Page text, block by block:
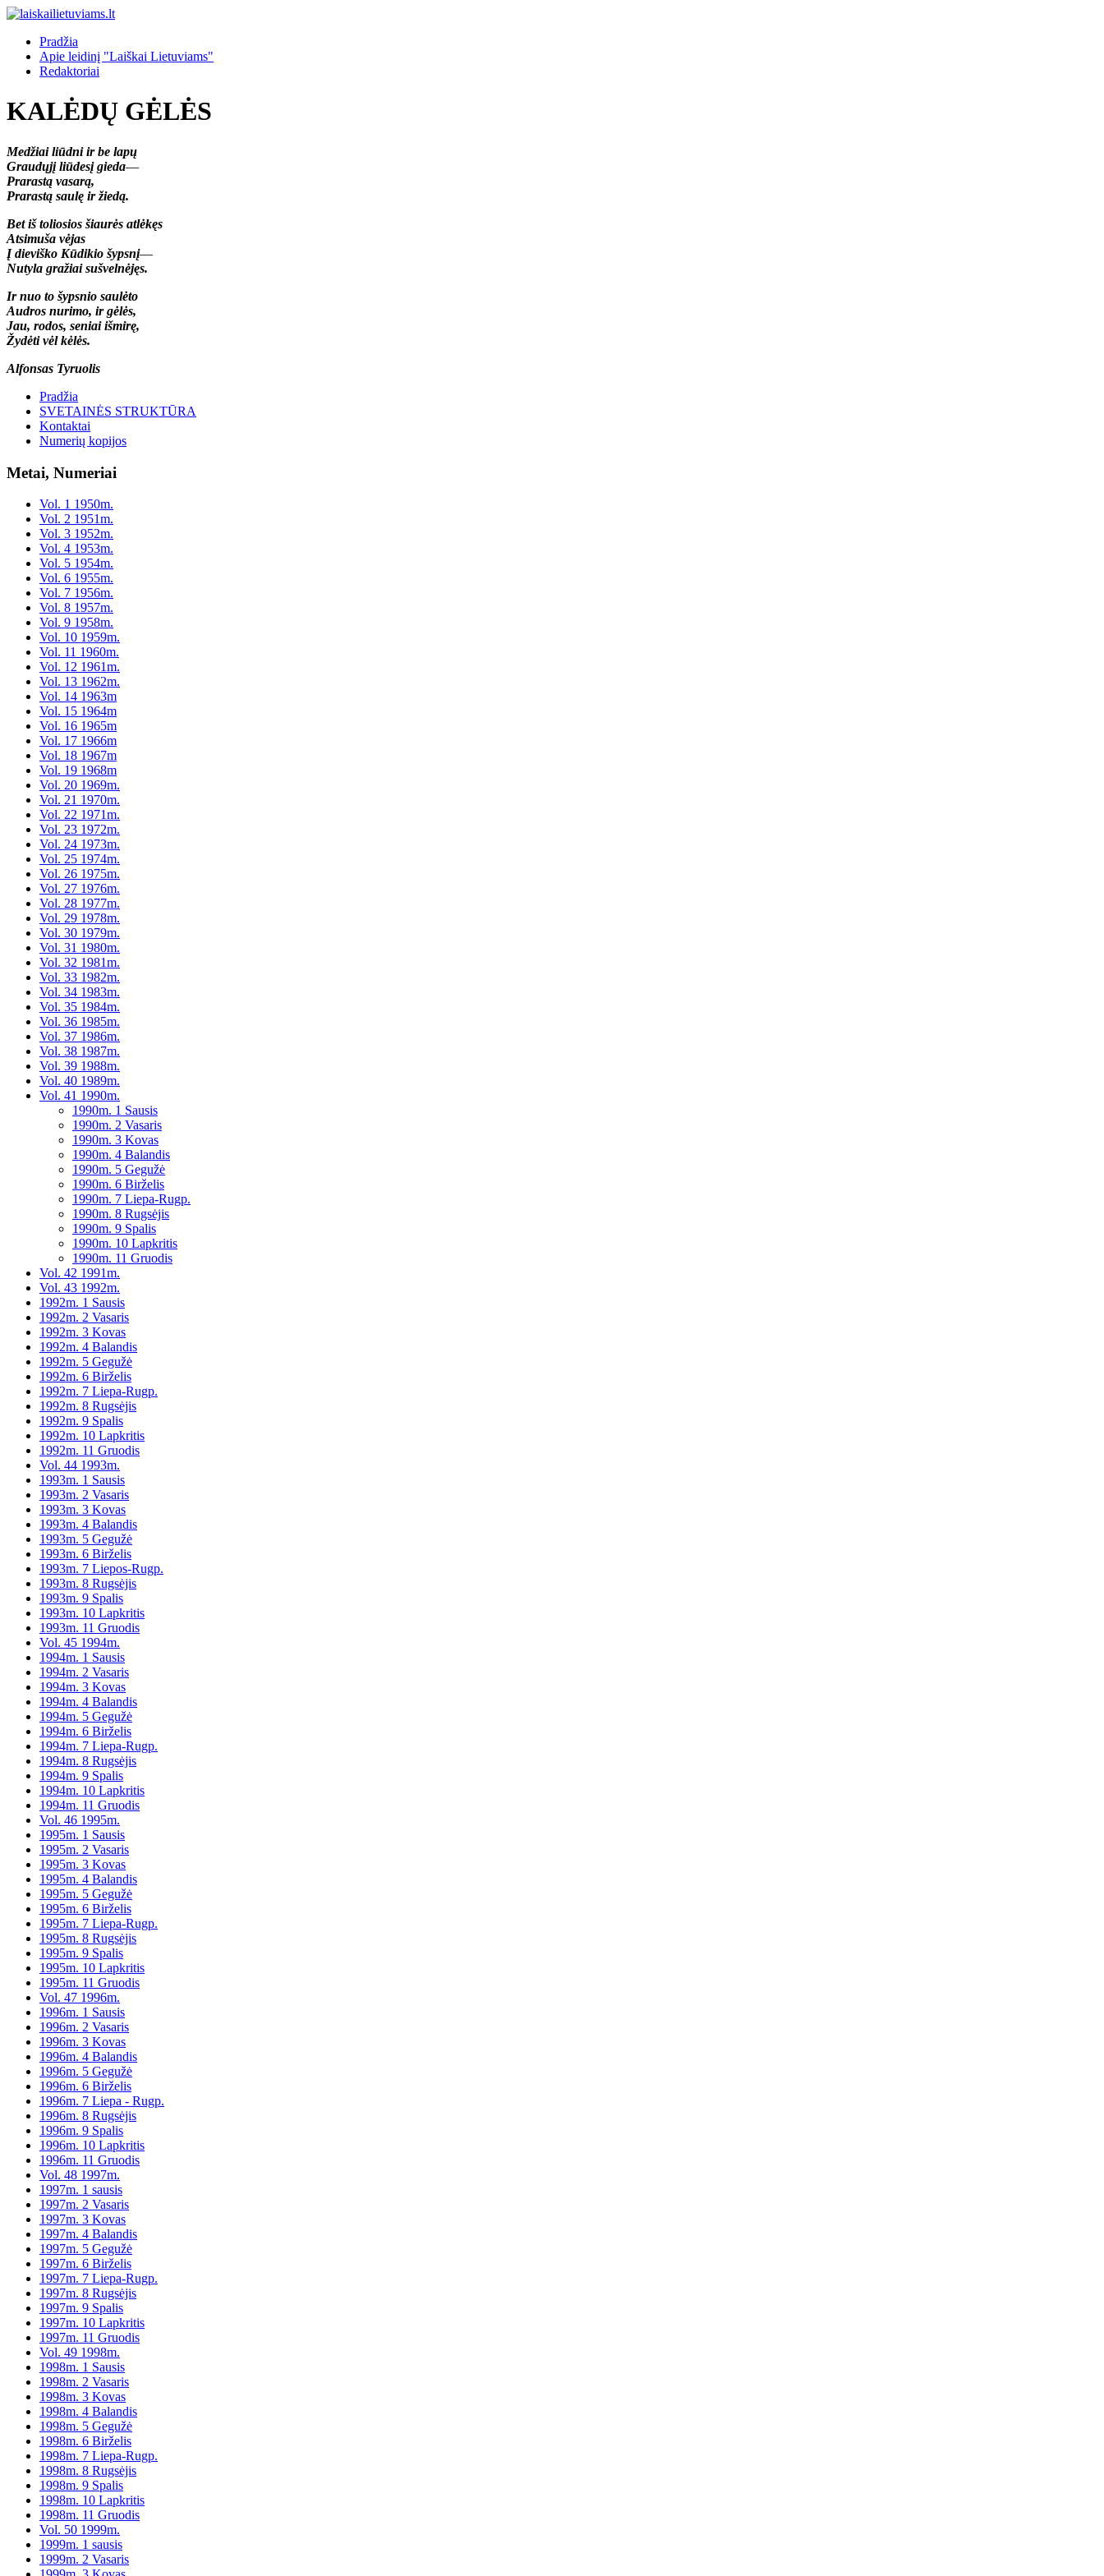
Pradžia
Apie leidinį "Laiškai Lietuviams"
Redaktoriai
KALĖDŲ GĖLĖS
Medžiai liūdni ir be lapų
Graudųjį liūdesį gieda—
Prarastą vasarą,
Prarastą saulę ir žiedą.
Bet iš toliosios šiaurės atlėkęs
Atsimuša vėjas
Į dieviško Kūdikio šypsnį—
Nutyla gražiai sušvelnėjęs.
Ir nuo to šypsnio saulėto
Audros nurimo, ir gėlės,
Jau, rodos, seniai išmirę,
Žydėti vėl kėlės.
Alfonsas Tyruolis
Pradžia
SVETAINĖS STRUKTŪRA
Kontaktai
Numerių kopijos
Metai, Numeriai
Vol. 1 1950m.
Vol. 2 1951m.
Vol. 3 1952m.
Vol. 4 1953m.
Vol. 5 1954m.
Vol. 6 1955m.
Vol. 7 1956m.
Vol. 8 1957m.
Vol. 9 1958m.
Vol. 10 1959m.
Vol. 11 1960m.
Vol. 12 1961m.
Vol. 13 1962m.
Vol. 14 1963m
Vol. 15 1964m
Vol. 16 1965m
Vol. 17 1966m
Vol. 18 1967m
Vol. 19 1968m
Vol. 20 1969m.
Vol. 21 1970m.
Vol. 22 1971m.
Vol. 23 1972m.
Vol. 24 1973m.
Vol. 25 1974m.
Vol. 26 1975m.
Vol. 27 1976m.
Vol. 28 1977m.
Vol. 29 1978m.
Vol. 30 1979m.
Vol. 31 1980m.
Vol. 32 1981m.
Vol. 33 1982m.
Vol. 34 1983m.
Vol. 35 1984m.
Vol. 36 1985m.
Vol. 37 1986m.
Vol. 38 1987m.
Vol. 39 1988m.
Vol. 40 1989m.
Vol. 41 1990m.
1990m. 1 Sausis
1990m. 2 Vasaris
1990m. 3 Kovas
1990m. 4 Balandis
1990m. 5 Gegužė
1990m. 6 Birželis
1990m. 7 Liepa-Rugp.
1990m. 8 Rugsėjis
1990m. 9 Spalis
1990m. 10 Lapkritis
1990m. 11 Gruodis
Vol. 42 1991m.
Vol. 43 1992m.
1992m. 1 Sausis
1992m. 2 Vasaris
1992m. 3 Kovas
1992m. 4 Balandis
1992m. 5 Gegužė
1992m. 6 Birželis
1992m. 7 Liepa-Rugp.
1992m. 8 Rugsėjis
1992m. 9 Spalis
1992m. 10 Lapkritis
1992m. 11 Gruodis
Vol. 44 1993m.
1993m. 1 Sausis
1993m. 2 Vasaris
1993m. 3 Kovas
1993m. 4 Balandis
1993m. 5 Gegužė
1993m. 6 Birželis
1993m. 7 Liepos-Rugp.
1993m. 8 Rugsėjis
1993m. 9 Spalis
1993m. 10 Lapkritis
1993m. 11 Gruodis
Vol. 45 1994m.
1994m. 1 Sausis
1994m. 2 Vasaris
1994m. 3 Kovas
1994m. 4 Balandis
1994m. 5 Gegužė
1994m. 6 Birželis
1994m. 7 Liepa-Rugp.
1994m. 8 Rugsėjis
1994m. 9 Spalis
1994m. 10 Lapkritis
1994m. 11 Gruodis
Vol. 46 1995m.
1995m. 1 Sausis
1995m. 2 Vasaris
1995m. 3 Kovas
1995m. 4 Balandis
1995m. 5 Gegužė
1995m. 6 Birželis
1995m. 7 Liepa-Rugp.
1995m. 8 Rugsėjis
1995m. 9 Spalis
1995m. 10 Lapkritis
1995m. 11 Gruodis
Vol. 47 1996m.
1996m. 1 Sausis
1996m. 2 Vasaris
1996m. 3 Kovas
1996m. 4 Balandis
1996m. 5 Gegužė
1996m. 6 Birželis
1996m. 7 Liepa - Rugp.
1996m. 8 Rugsėjis
1996m. 9 Spalis
1996m. 10 Lapkritis
1996m. 11 Gruodis
Vol. 48 1997m.
1997m. 1 sausis
1997m. 2 Vasaris
1997m. 3 Kovas
1997m. 4 Balandis
1997m. 5 Gegužė
1997m. 6 Birželis
1997m. 7 Liepa-Rugp.
1997m. 8 Rugsėjis
1997m. 9 Spalis
1997m. 10 Lapkritis
1997m. 11 Gruodis
Vol. 49 1998m.
1998m. 1 Sausis
1998m. 2 Vasaris
1998m. 3 Kovas
1998m. 4 Balandis
1998m. 5 Gegužė
1998m. 6 Birželis
1998m. 7 Liepa-Rugp.
1998m. 8 Rugsėjis
1998m. 9 Spalis
1998m. 10 Lapkritis
1998m. 11 Gruodis
Vol. 50 1999m.
1999m. 1 sausis
1999m. 2 Vasaris